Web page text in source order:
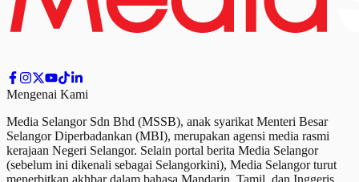
Mengenai Kami
Media Selangor Sdn Bhd (MSSB), anak syarikat Menteri Besar
Selangor Diperbadankan (MBI), merupakan agensi media rasmi
kerajaan Negeri Selangor. Selain portal berita Media Selangor
(sebelum ini dikenali sebagai Selangorkini), Media Selangor turut
menerbitkan akhbar dalam bahasa Mandarin, Tamil, dan Inggeris.